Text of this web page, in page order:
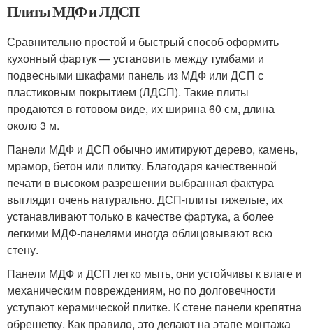
Плиты МДФ и ЛДСП
Сравнительно простой и быстрый способ оформить
кухонный фартук — установить между тумбами и
подвесными шкафами панель из МДФ или ДСП с
пластиковым покрытием (ЛДСП). Такие плиты
продаются в готовом виде, их ширина 60 см, длина
около 3 м.
Панели МДФ и ДСП обычно имитируют дерево, камень,
мрамор, бетон или плитку. Благодаря качественной
печати в высоком разрешении выбранная фактура
выглядит очень натурально. ДСП-плиты тяжелые, их
устанавливают только в качестве фартука, а более
легкими МДФ-панелями иногда облицовывают всю
стену.
Панели МДФ и ДСП легко мыть, они устойчивы к влаге и
механическим повреждениям, но по долговечности
уступают керамической плитке. К стене панели крепятна
обрешетку. Как правило, это делают на этапе монтажа